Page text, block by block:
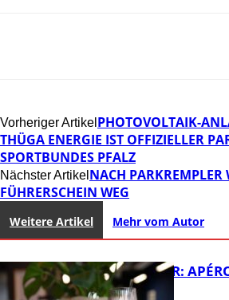
Vorheriger Artikel PHOTOVOLTAIK-
THÜGA ENERGIE IST OFFIZIELLER
SPORTBUNDES PFALZ
Nächster Artikel NACH PARKREMPLER
FÜHRERSCHEIN WEG
Weitere Artikel Mehr vom Autor
HOT SUMMER:
LUMA